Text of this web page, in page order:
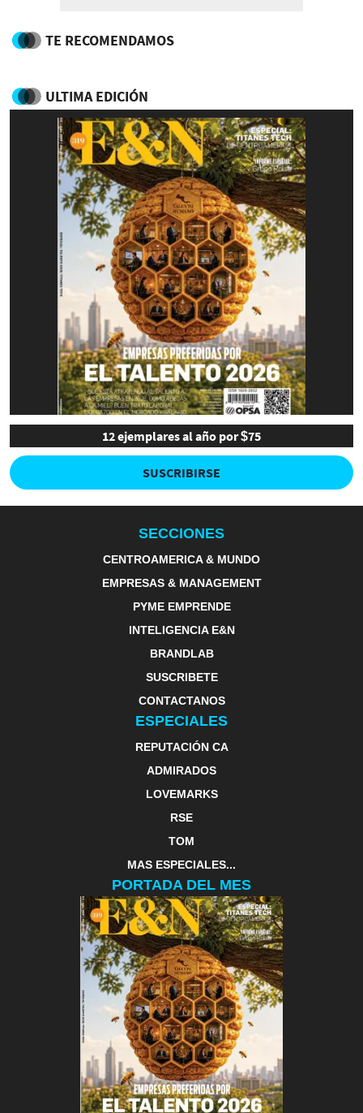
TE RECOMENDAMOS
ULTIMA EDICIÓN
12 ejemplares al año por $75
SUSCRIBIRSE
SECCIONES
CENTROAMERICA & MUNDO
EMPRESAS & MANAGEMENT
PYME EMPRENDE
INTELIGENCIA E&N
BRANDLAB
SUSCRIBETE
CONTACTANOS
ESPECIALES
REPUTACIÓN CA
ADMIRADOS
LOVEMARKS
RSE
TOM
MAS ESPECIALES...
PORTADA DEL MES